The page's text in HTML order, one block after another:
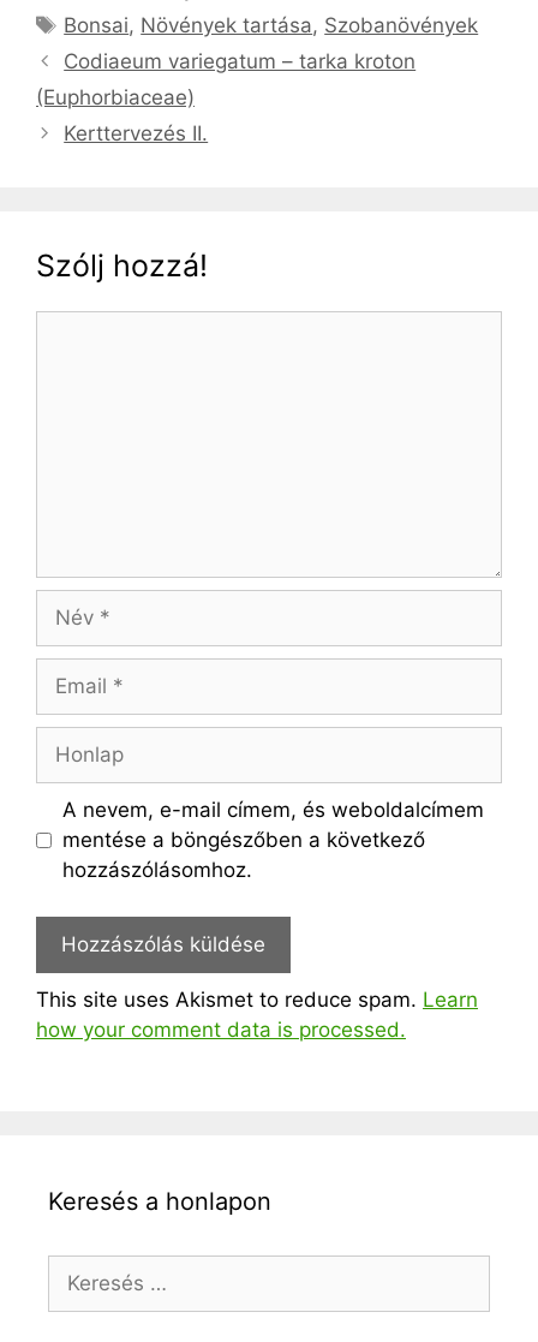
Címkék
Bonsai, Növények tartása, Szobanövények
Codiaeum variegatum – tarka kroton
(Euphorbiaceae)
Kerttervezés II.
Szólj hozzá!
Név
Email
Honlap
A nevem, e-mail címem, és weboldalcímem
mentése a böngészőben a következő
hozzászólásomhoz.
This site uses Akismet to reduce spam. Learn
how your comment data is processed.
Keresés a honlapon
Keresés: